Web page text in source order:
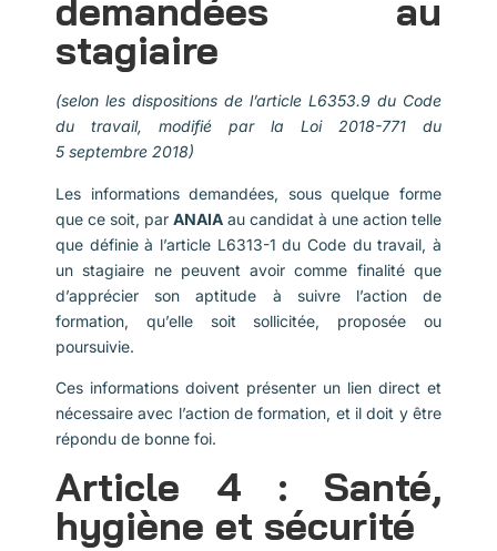
demandées au
stagiaire
(selon les dispositions de l’article L6353.9 du Code
du travail, modifié par la Loi 2018-771 du
5 septembre 2018)
Les informations demandées, sous quelque forme
que ce soit, par ANAIA au candidat à une action telle
que définie à l’article L6313-1 du Code du travail, à
un stagiaire ne peuvent avoir comme finalité que
d’apprécier son aptitude à suivre l’action de
formation, qu’elle soit sollicitée, proposée ou
poursuivie.
Ces informations doivent présenter un lien direct et
nécessaire avec l’action de formation, et il doit y être
répondu de bonne foi.
Article 4 : Santé,
hygiène et sécurité